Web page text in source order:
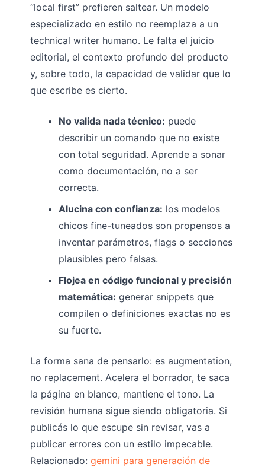
“local first” prefieren saltear. Un modelo
especializado en estilo no reemplaza a un
technical writer humano. Le falta el juicio
editorial, el contexto profundo del producto
y, sobre todo, la capacidad de validar que lo
que escribe es cierto.
No valida nada técnico: puede
describir un comando que no existe
con total seguridad. Aprende a sonar
como documentación, no a ser
correcta.
Alucina con confianza: los modelos
chicos fine-tuneados son propensos a
inventar parámetros, flags o secciones
plausibles pero falsas.
Flojea en código funcional y precisión
matemática: generar snippets que
compilen o definiciones exactas no es
su fuerte.
La forma sana de pensarlo: es augmentation,
no replacement. Acelera el borrador, te saca
la página en blanco, mantiene el tono. La
revisión humana sigue siendo obligatoria. Si
publicás lo que escupe sin revisar, vas a
publicar errores con un estilo impecable.
Relacionado: gemini para generación de